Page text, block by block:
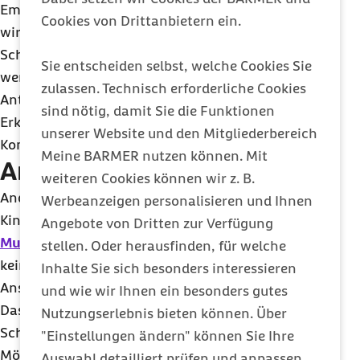
Cookies von Drittanbietern ein.
Sie entscheiden selbst, welche Cookies Sie
zulassen. Technisch erforderliche Cookies
sind nötig, damit Sie die Funktionen
unserer Website und den Mitgliederbereich
Meine BARMER nutzen können. Mit
weiteren Cookies können wir z. B.
Werbeanzeigen personalisieren und Ihnen
Angebote von Dritten zur Verfügung
stellen. Oder herausfinden, für welche
Inhalte Sie sich besonders interessieren
und wie wir Ihnen ein besonders gutes
Nutzungserlebnis bieten können. Über
"Einstellungen ändern" können Sie Ihre
Embryos mit Sauerstoff und Nährstoffen gestört
wird. „Eine Scharlach-Erkrankung in der
Schwangerschaft sollte daher frühzeitig behandelt
werden. Ärzte verordnen dann spezielle
Antibiotika, die dem Kind nicht schaden, die
Erkrankung bei der Mutter jedoch verkürzen und
Komplikationen verhindern“, betont Marschall.
Ansteckung vermeiden
Anders als bei anderen sogenannten
Kinderkrankheiten wie etwaMasern,Röteln
Mumpsoder Windpockengibt es gegen Scharlach
keine
Impfung. Umso wichtiger ist es, das
Ansteckungsrisiko so gering wie möglich zu halten.
Das funktioniert am besten mit zwei allgemeinen
Schutzmaßnahmen: Zum einen sollte man nach
Möglichkeit Kontakt zu Erkrankten meiden, die